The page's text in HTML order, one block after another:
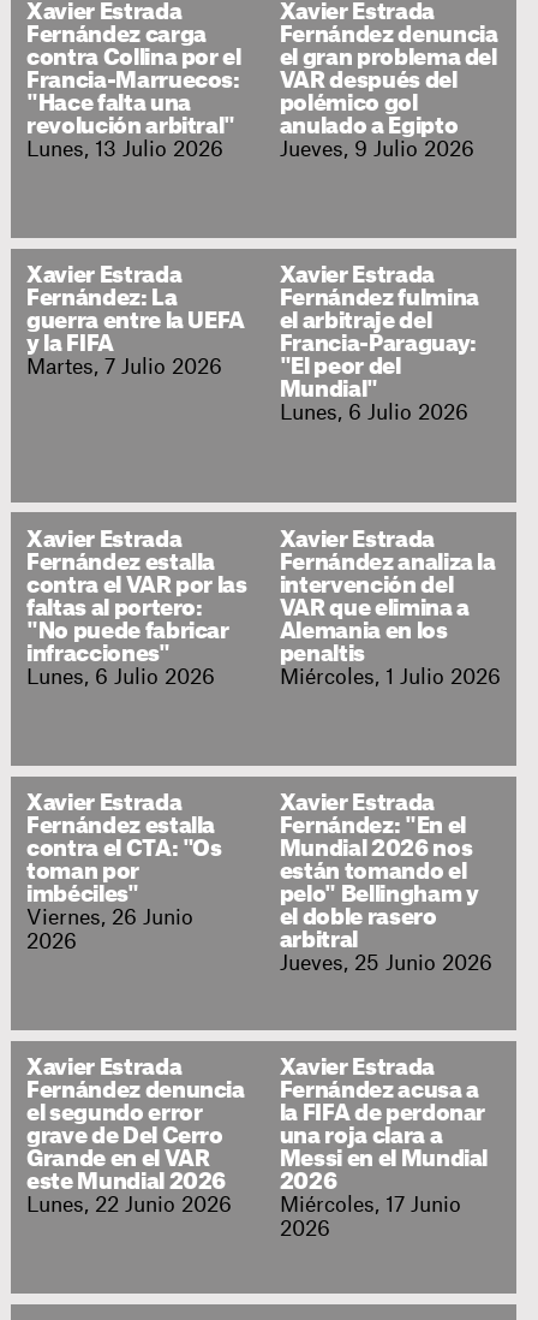
Xavier Estrada
Fernández carga
contra Collina por el
Francia-Marruecos:
"Hace falta una
revolución arbitral"
Lunes, 13 Julio 2026
Xavier Estrada
Fernández denuncia
el gran problema del
VAR después del
polémico gol
anulado a Egipto
Jueves, 9 Julio 2026
Xavier Estrada
Fernández: La
guerra entre la UEFA
y la FIFA
Martes, 7 Julio 2026
Xavier Estrada
Fernández fulmina
el arbitraje del
Francia-Paraguay:
"El peor del
Mundial"
Lunes, 6 Julio 2026
Xavier Estrada
Fernández estalla
contra el VAR por las
faltas al portero:
"No puede fabricar
infracciones"
Lunes, 6 Julio 2026
Xavier Estrada
Fernández analiza la
intervención del
VAR que elimina a
Alemania en los
penaltis
Miércoles, 1 Julio 2026
Xavier Estrada
Fernández estalla
contra el CTA: "Os
toman por
imbéciles"
Viernes, 26 Junio
2026
Xavier Estrada
Fernández: "En el
Mundial 2026 nos
están tomando el
pelo" Bellingham y
el doble rasero
arbitral
Jueves, 25 Junio 2026
Xavier Estrada
Fernández denuncia
el segundo error
grave de Del Cerro
Grande en el VAR
este Mundial 2026
Lunes, 22 Junio 2026
Xavier Estrada
Fernández acusa a
la FIFA de perdonar
una roja clara a
Messi en el Mundial
2026
Miércoles, 17 Junio
2026